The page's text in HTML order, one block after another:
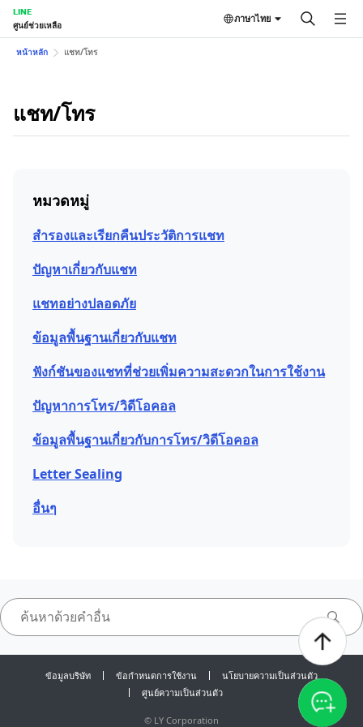
LINE
ศูนย์ช่วยเหลือ
ภาษาไทย
หน้าหลัก แชท/โทร
แชท/โทร
หมวดหมู่
สำรองและเรียกคืนประวัติการแชท
ปัญหาเกี่ยวกับแชท
แชทอย่างปลอดภัย
ข้อมูลพื้นฐานเกี่ยวกับแชท
ฟังก์ชันของแชทที่ช่วยเพิ่มความสะดวกในการใช้งาน
ปัญหาการโทร/วิดีโอคอล
ข้อมูลพื้นฐานเกี่ยวกับการโทร/วิดีโอคอล
Letter Sealing
อื่นๆ
ข้อมูลบริษัท ข้อกำหนดการใช้งาน
นโยบายความเป็นส่วนตัว
ศูนย์ความเป็นส่วนตัว
© LY Corporation